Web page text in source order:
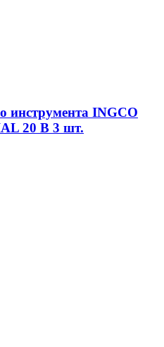
инструмента INGCO
20 В 3 шт.